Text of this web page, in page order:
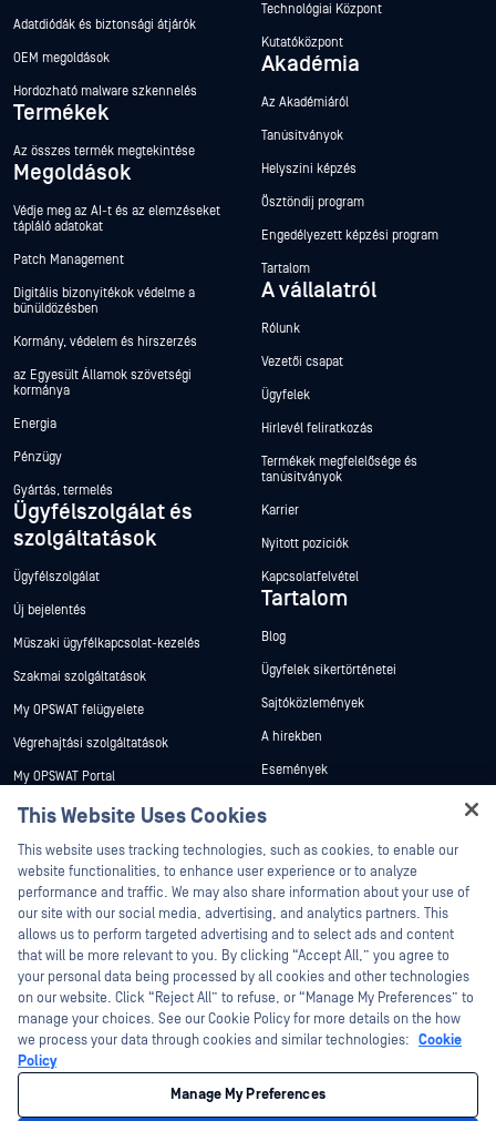
Adatdiódák és biztonsági átjárók
OEM megoldások
Hordozható malware szkennelés
Termékek
Az összes termék megtekintése
Megoldások
Védje meg az AI-t és az elemzéseket
tápláló adatokat
Patch Management
Digitális bizonyítékok védelme a
bűnüldözésben
Kormány, védelem és hírszerzés
az Egyesült Államok szövetségi
kormánya
Energia
Pénzügy
Gyártás, termelés
Ügyfélszolgálat és
szolgáltatások
Ügyfélszolgálat
Új bejelentés
Műszaki ügyfélkapcsolat-kezelés
Szakmai szolgáltatások
My OPSWAT felügyelete
Végrehajtási szolgáltatások
My OPSWAT Portal
Műszaki dokumentáció
Képzések
Biztonsági sebezhetőségi program
Partnerek
Tanúsítvány
Technológiai partnerek
Channel partner program
Technológiai Központ
Kutatóközpont
Akadémia
Az Akadémiáról
Tanúsítványok
Helyszíni képzés
Ösztöndíj program
Engedélyezett képzési program
Tartalom
A vállalatról
Rólunk
Vezetői csapat
Ügyfelek
Hírlevél feliratkozás
Termékek megfelelősége és
tanúsítványok
Karrier
Nyitott pozíciók
Kapcsolatfelvétel
Tartalom
Blog
Ügyfelek sikertörténetei
Sajtóközlemények
A hírekben
Események
Fehér könyvek
©2026 OPSWAT . Minden jog fenntartva. OPSWAT, MetaDefender, Metascan,
MetaAccess, az OPSWAT , Trust no File. Trust No Device., OPSWAT , Protecting the
World's Critical Infrastructure, Deep CDR™ Technology, InQuest, az InQuest logó,
DFI, RetroHunt, Deep File Inspection és Join the Hunt az OPSWAT védjegyei. A
This Website Uses Cookies
This website uses tracking technologies, such as cookies, to enable our
website functionalities, to enhance user experience or to analyze
performance and traffic. We may also share information about your use of
our site with our social media, advertising, and analytics partners. This
allows us to perform targeted advertising and to select ads and content
that will be more relevant to you. By clicking “Accept All,” you agree to
your personal data being processed by all cookies and other technologies
on our website. Click “Reject All” to refuse, or “Manage My Preferences” to
manage your choices. See our Cookie Policy for more details on the how
we process your data through cookies and similar technologies: Cookie
Policy
Manage My Preferences
Hey there!
I'm Ozzy, your OPSWAT virtual assistant.
How can I help you secure what's critical
today?